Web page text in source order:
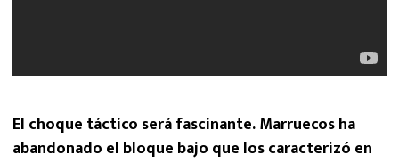
El choque táctico será fascinante. Marruecos ha
abandonado el bloque bajo que los caracterizó en